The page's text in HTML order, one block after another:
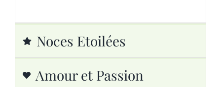
Noces Etoilées
Amour et Passion